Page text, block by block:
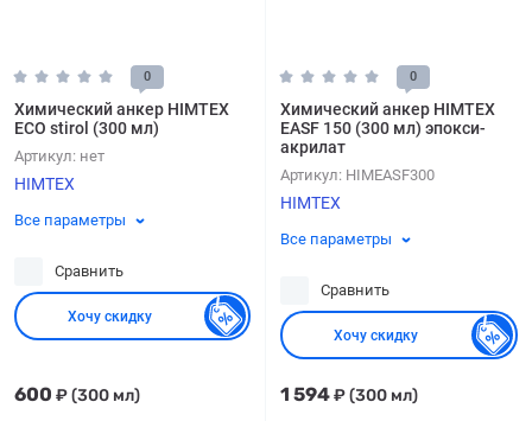
0
Химический анкер HIMTEX
ECO stirol (300 мл)
Артикул: нет
HIMTEX
Все параметры
Сравнить
Хочу скидку
600 ₽(300 мл)
0
Химический анкер HIMTEX
EASF 150 (300 мл) эпокси-
акрилат
Артикул: HIMEASF300
HIMTEX
Все параметры
Сравнить
Хочу скидку
1 594₽(300 мл)